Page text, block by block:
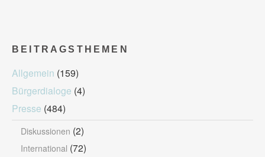
BEITRAGSTHEMEN
Allgemein (159)
Bürgerdialoge (4)
Presse (484)
Diskussionen (2)
International (72)